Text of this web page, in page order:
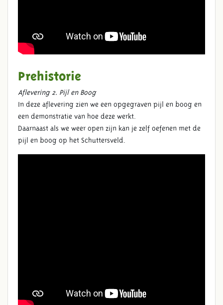
Prehistorie
Aflevering 2. Pijl en Boog
In deze aflevering zien we een opgegraven pijl en boog en
een demonstratie van hoe deze werkt.
Daarnaast als we weer open zijn kan je zelf oefenen met de
pijl en boog op het Schuttersveld.